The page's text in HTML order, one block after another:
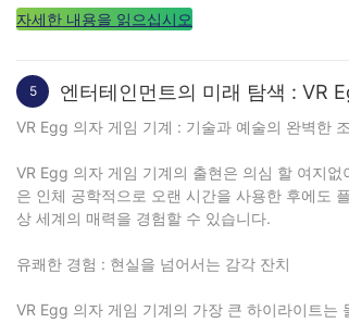
적인 선택입니다.
자세한 내용을 읽으십시오
5 엔터테인먼트의 미래 탐색 : VR
VR Egg 의자 게임 기계 : 기술과 예술의 완벽한
VR Egg 의자 게임 기계의 출현은 의심 할 여지
은 인체 공학적으로 오랜 시간을 사용한 후에도
상 세계의 매력을 경험할 수 있습니다.
유쾌한 경험 : 현실을 넘어서는 감각 잔치
VR Egg 의자 게임 기계의 가장 큰 하이라이트는